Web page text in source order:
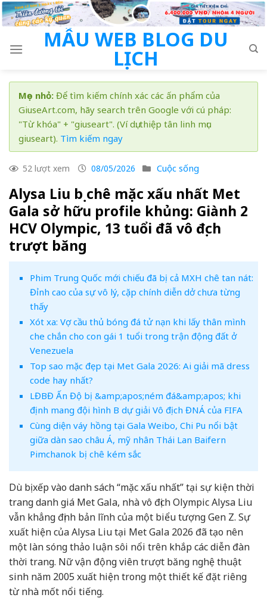
Skip
to
MẪU WEB BLOG DU
LỊCH
Mẹo nhỏ: Để tìm kiếm chính xác các ấn phẩm của
GiuseArt.com, hãy search trên Google với cú pháp:
"Từ khóa" + "giuseart". (Ví dụ: thiệp tân linh mục
giuseart). Tìm kiếm ngay
52 lượt xem 08/05/2026 Cuộc sống
Alysa Liu bị chê mặc xấu nhất Met
Gala sở hữu profile khủng: Giành 2
HCV Olympic, 13 tuổi đã vô địch
trượt băng
Phim Trung Quốc mới chiếu đã bị cả MXH chê tan nát:
Đỉnh cao của sự vô lý, cặp chính diễn dở chưa từng
thấy
Xót xa: Vợ cầu thủ bóng đá tử nạn khi lấy thân mình
che chắn cho con gái 1 tuổi trong trận động đất ở
Venezuela
Top sao mặc đẹp tại Met Gala 2026: Ai giải mã dress
code hay nhất?
LĐBĐ Ấn Độ bị &amp;apos;ném đá&amp;apos; khi
định mang đội hình B dự giải Vô địch ĐNÁ của FIFA
Cùng diện váy hồng tại Gala Weibo, Chi Pu nổi bật
giữa dàn sao châu Á, mỹ nhân Thái Lan Baifern
Pimchanok bị chê kém sắc
Dù bị xếp vào danh sách “mặc xấu nhất” tại sự kiện thời
trang danh giá Met Gala, nhà vô địch Olympic Alysa Liu
vẫn khẳng định bản lĩnh của một biểu tượng Gen Z. Sự
xuất hiện của Alysa Liu tại Met Gala 2026 đã tạo nên
một làn sóng thảo luận sôi nổi trên khắp các diễn đàn
thời trang. Nữ vận động viên trượt băng nghệ thuật
sinh năm 2005 xuất hiện trong một thiết kế đặt riêng
từ nhà mốt nổi tiếng.